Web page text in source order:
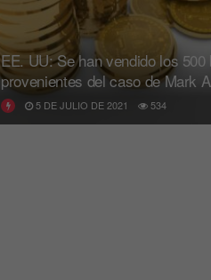
EE. UU: Se han vendido los 500
provenientes del caso de Mark
5 DE JULIO DE 2021 534